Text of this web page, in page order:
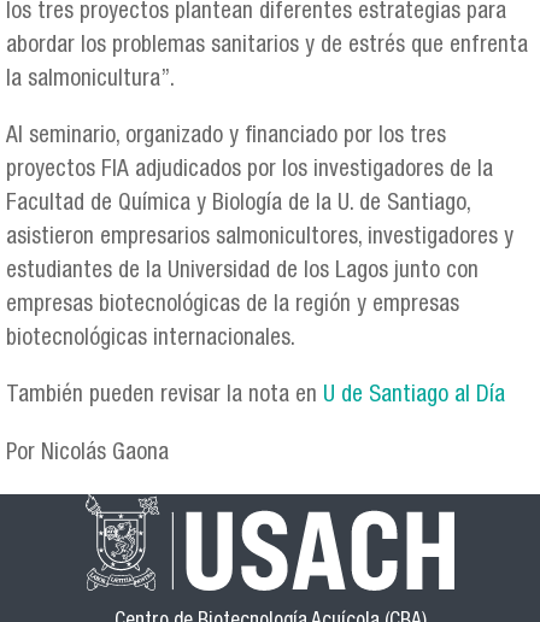
los tres proyectos plantean diferentes estrategias para
abordar los problemas sanitarios y de estrés que enfrenta
la salmonicultura”.
Al seminario, organizado y financiado por los tres
proyectos FIA adjudicados por los investigadores de la
Facultad de Química y Biología de la U. de Santiago,
asistieron empresarios salmonicultores, investigadores y
estudiantes de la Universidad de los Lagos junto con
empresas biotecnológicas de la región y empresas
biotecnológicas internacionales.
También pueden revisar la nota en U de Santiago al Día
Por Nicolás Gaona